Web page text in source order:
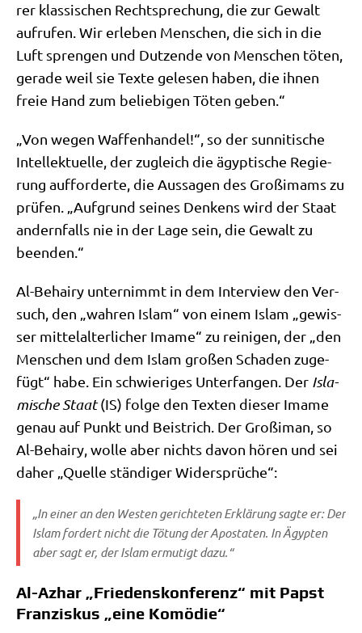
rer klas­si­schen Recht­spre­chung, die zur Gewalt
auf­ru­fen. Wir erle­ben Men­schen, die sich in die
Luft spren­gen und Dut­zen­de von Men­schen töten,
gera­de weil sie Tex­te gele­sen haben, die ihnen
freie Hand zum belie­bi­gen Töten geben.“
„Von wegen Waf­fen­han­del!“, so der sun­ni­ti­sche
Intel­lek­tu­el­le, der zugleich die ägyp­ti­sche Regie­
rung auf­for­der­te, die Aus­sa­gen des Groß­i­mams zu
prü­fen. „Auf­grund sei­nes Den­kens wird der Staat
andern­falls nie in der Lage sein, die Gewalt zu
beenden.“
Al-Behairy unter­nimmt in dem Inter­view den Ver­
such, den „wah­ren Islam“ von einem Islam „gewis­
ser mit­tel­al­ter­li­cher Ima­me“ zu rei­ni­gen, der „den
Men­schen und dem Islam gro­ßen Scha­den zuge­
fügt“ habe. Ein schwie­ri­ges Unter­fan­gen. Der Isla­
mi­sche Staat(IS) fol­ge den Tex­ten die­ser Ima­me
genau auf Punkt und Bei­strich. Der Groß­i­man, so
Al-Behairy, wol­le aber nichts davon hören und sei
daher „Quel­le stän­di­ger Widersprüche“:
„In einer an den Westen gerich­te­ten Erklä­rung sag­te er: Der
Islam for­dert nicht die Tötung der Apo­sta­ten. In Ägyp­ten
aber sagt er, der Islam ermu­tigt dazu.“
Al-Azhar „Friedenskonferenz“ mit Papst
Franziskus „eine Komödie“